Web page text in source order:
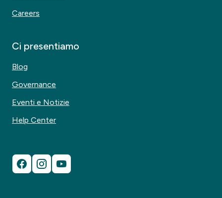
Careers
Ci presentiamo
Blog
Governance
Eventi e Notizie
Help Center